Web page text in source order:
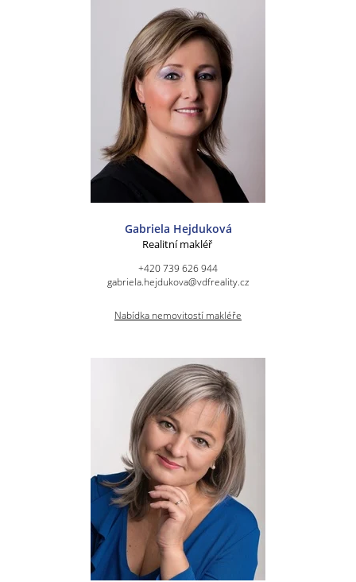
Gabriela Hejduková
Realitní makléř
+420 739 626 944
gabriela.hejdukova@vdfreality.cz
Nabídka nemovitostí makléře